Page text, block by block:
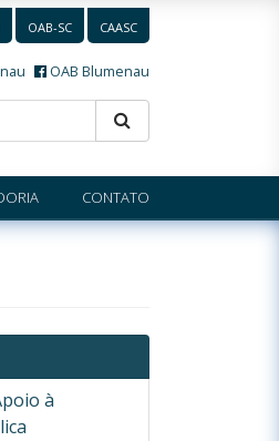
OAB-SC CAASC
OAB Blumenau
CONTATO
à